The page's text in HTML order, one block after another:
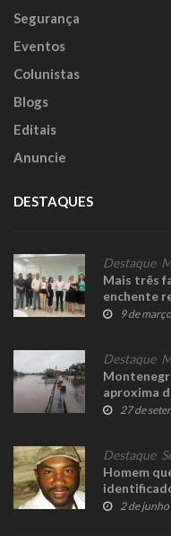
Segurança
Eventos
Colunistas
Blogs
Editais
Anuncie
DESTAQUES
Destaque,
Mais três
enchente
9 de
Destaque,
aproxima
27 de
Destaque,
Homem
2 de